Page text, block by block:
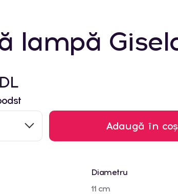
lampă
Adaugă în coș
Diametru
11 cm